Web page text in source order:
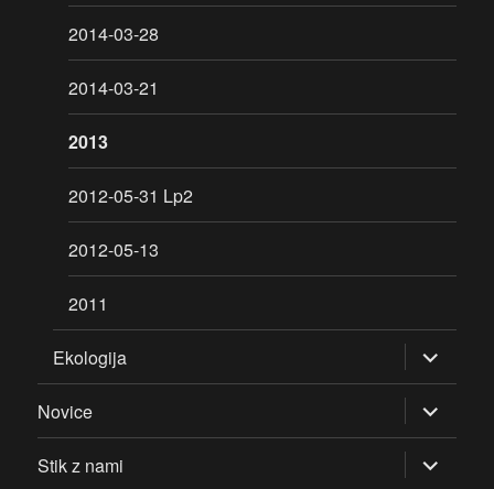
2014-03-28
2014-03-21
2013
2012-05-31 Lp2
2012-05-13
2011
Ekologija razširi
pod-
meni
Novice
razširi
pod-
meni
Stik z nami
razširi
pod-